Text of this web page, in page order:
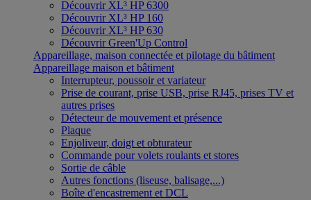
Découvrir XL³ HP 6300
Découvrir XL³ HP 160
Découvrir XL³ HP 630
Découvrir Green'Up Control
Appareillage, maison connectée et pilotage du bâtiment
Appareillage maison et bâtiment
Interrupteur, poussoir et variateur
Prise de courant, prise USB, prise RJ45, prises TV et
autres prises
Détecteur de mouvement et présence
Plaque
Enjoliveur, doigt et obturateur
Commande pour volets roulants et stores
Sortie de câble
Autres fonctions (liseuse, balisage,...)
Boîte d'encastrement et DCL